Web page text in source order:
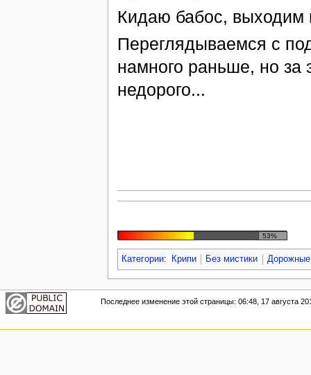
Кидаю бабос, выходим
Переглядываемся с
намного раньше, но за
недорого...
53%
Категории: Крипи Без мистики Дорожные
Последнее изменение этой страницы: 06:48, 17 августа